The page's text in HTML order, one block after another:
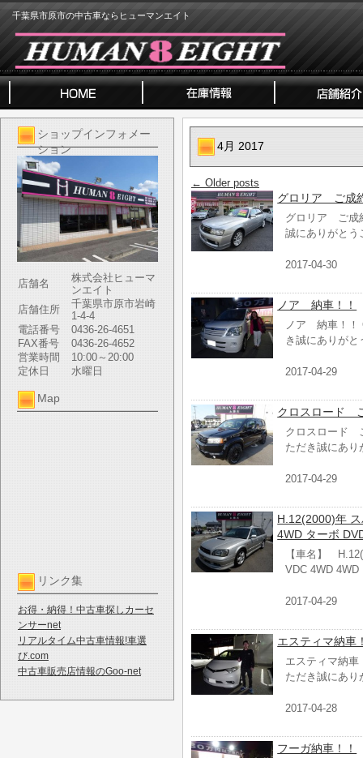
千葉県市原市の中古車ならヒューマンエイト
ショップインフォメー
ション
店舗名
株式会社ヒューマ
ンエイト
店舗住所
千葉県市原市岩崎
1-4-4
電話番号
0436-26-4651
FAX番号
0436-26-4652
営業時間
10:00～20:00
定休日
水曜日
Map
リンク集
お得・納得！中古車探しカーセ
ンサーnet
リアルタイム中古車情報!車選
び.com
中古車販売店情報のGoo-net
4月 2017
← Older posts
グロリア ご成
グロリア ご成
誠にありがとう
2017-04-30
ノア 納車！！
ノア 納車！！
き誠にありが
2017-04-29
クロスロード
クロスロード
ただき誠にあ
2017-04-29
H.12(2000)年
4WD ターボ
【車名】
VDC 4WD 4WD
2017-04-29
エスティマ納車
エスティマ納
ただき誠にあ
2017-04-28
フーガ納車！！